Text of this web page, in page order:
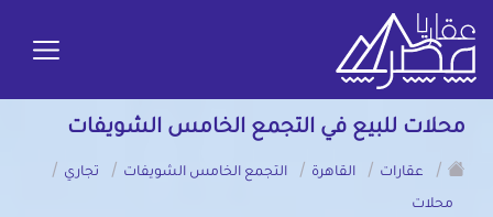
محلات للبيع في التجمع الخامس الشويفات
/
عقارات / القاهرة / التجمع الخامس الشويفات / تجاري /
محلات